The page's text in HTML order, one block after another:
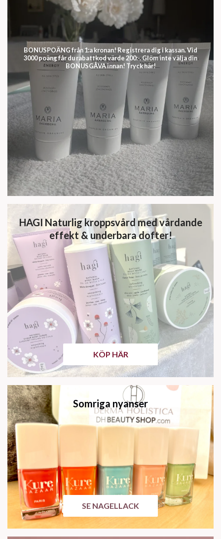
BONUSPOÄNG från 1:a kronan! Registrera dig i kassan. Vid
3000 poäng får du rabattkod värde 200:-. Glöm inte välja din
BONUSGÅVA innan! Tryck här!
HAGI Naturlig kroppsvård med vårdande
effekt & underbara dofter!
KÖP HÄR
Somriga nyanser
SE NAGELLACK